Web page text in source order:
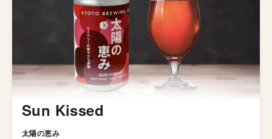
Sun Kissed
太陽の恵み